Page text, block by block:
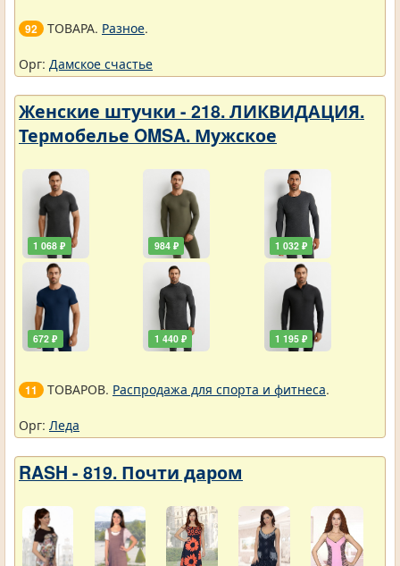
92 ТОВАРА. Разное.
Орг: Дамское счастье
Женские штучки - 218. ЛИКВИДАЦИЯ.
Термобелье OMSA. Мужское
1 068 ₽
672 ₽
984 ₽
1 440 ₽
1 032 ₽
1 195 ₽
11 ТОВАРОВ. Распродажа для спорта и фитнеса.
Орг: Леда
RASH - 819. Почти даром